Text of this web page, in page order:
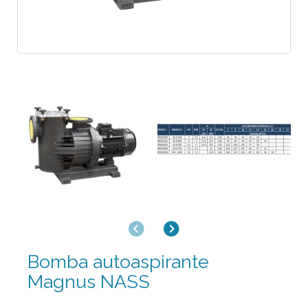
AnteriorSiguiente
Bomba autoaspirante
Magnus NASS